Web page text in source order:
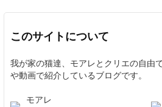
このサイトについて
我が家の猫達、モアレとクリエの自由
や動画で紹介しているブログです。
モアレ